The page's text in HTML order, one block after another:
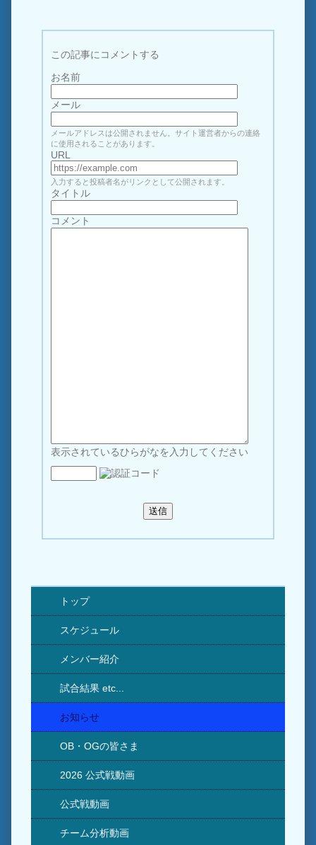
この記事にコメントする
お名前
メール
メールアドレスは公開されません。サイト運営者からの連絡
に使用されることがあります。
URL
入力すると投稿者名がリンクとして公開されます。
タイトル
コメント
表示されているひらがなを入力してください
トップ
スケジュール
メンバー紹介
試合結果 etc...
お知らせ
OB・OGの皆さま
2026 公式戦動画
公式戦動画
チーム分析動画